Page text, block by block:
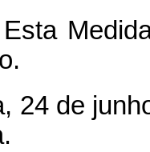
24 de